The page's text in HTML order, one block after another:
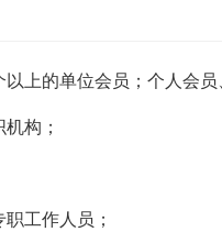
以上的单位会员；个人会
构；
工作人员；